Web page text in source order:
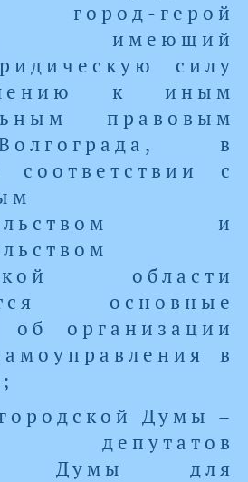
герой
имеющий
силу
к иным
правовым
в
с
и
области
основные
об организации
в
Думы –
депутатов
Думы для